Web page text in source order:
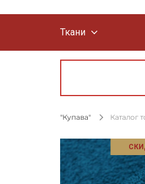
Ткани
"Купава" Каталог